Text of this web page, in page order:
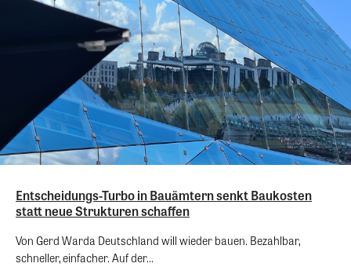
Entscheidungs-Turbo in Bauämtern senkt Baukosten
statt neue Strukturen schaffen
Von Gerd Warda Deutschland will wieder bauen. Bezahlbar,
schneller, einfacher. Auf der...